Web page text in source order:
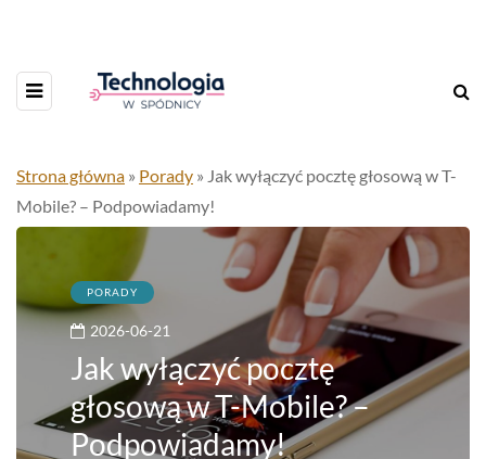
Strona główna » Porady » Jak wyłączyć pocztę głosową w T-
Mobile? – Podpowiadamy!
PORADY
2026-06-21
Jak wyłączyć pocztę
głosową w T-Mobile? –
Podpowiadamy!